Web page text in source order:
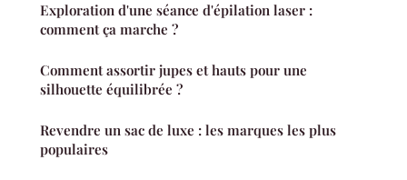
Exploration d'une séance d'épilation laser :
comment ça marche ?
Comment assortir jupes et hauts pour une
silhouette équilibrée ?
Revendre un sac de luxe : les marques les plus
populaires